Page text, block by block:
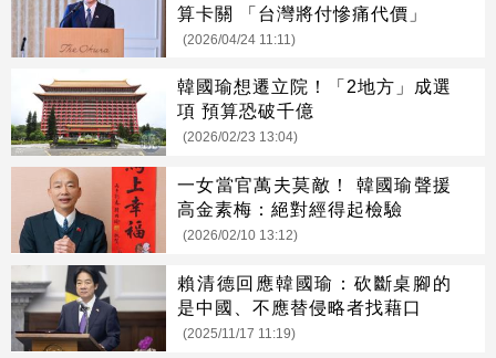
算卡關 「台灣將付慘痛代價」
(2026/04/24 11:11)
韓國瑜想遷立院！「2地方」成選
項 預算恐破千億
(2026/02/23 13:04)
一女當官萬夫莫敵！ 韓國瑜聲援
高金素梅：絕對經得起檢驗
(2026/02/10 13:12)
賴清德回應韓國瑜：砍斷桌腳的
是中國、不應替侵略者找藉口
(2025/11/17 11:19)